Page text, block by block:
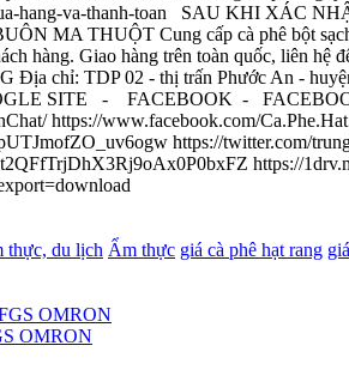
hang-va-thanh-toan SAU KHI
MA THUỘT Cung cấp cà phê bột
hàng. Giao hàng trên toàn quốc, liên
chỉ: TDP 02 - thị trấn Phước An -
SITE - FACEBOOK -
https://www.facebook.com/
https://twitter.com/
https://
thực, du lịch Ẩm thực giá cà phê hạt rang
OMRON